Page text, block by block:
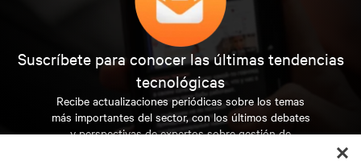
Suscríbete para conocer las últimas tendencias
tecnológicas
Recibe actualizaciones periódicas sobre los temas
más importantes del sector, con los últimos debates
y perspectivas de expertos sobre gestión de